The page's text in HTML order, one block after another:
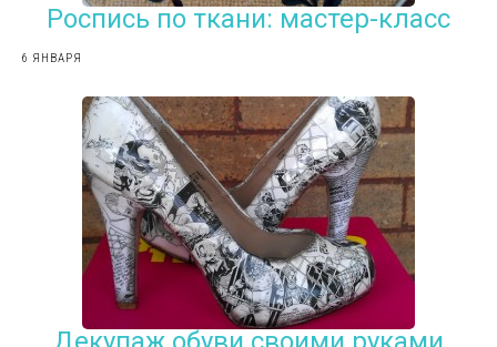
Роспись по ткани: мастер-класс
6 ЯНВАРЯ